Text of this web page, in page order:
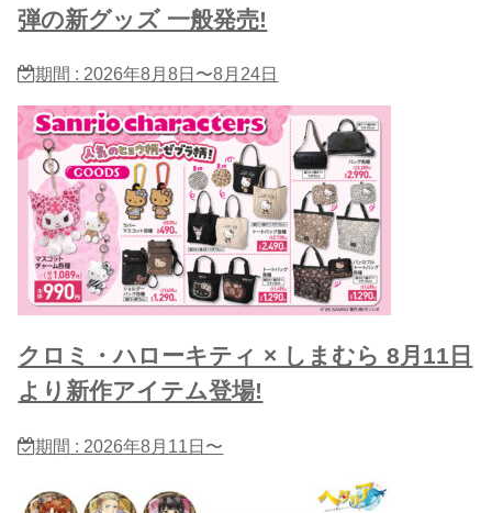
弾の新グッズ 一般発売!
期間 : 2026年8月8日〜8月24日
クロミ・ハローキティ × しまむら 8月11日
より新作アイテム登場!
期間 : 2026年8月11日〜